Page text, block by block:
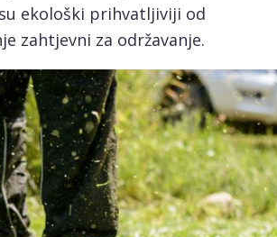
ekološki prihvatljiviji od
zahtjevni za održavanje.